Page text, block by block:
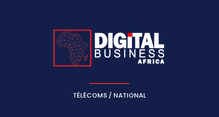
TÉLÉCOMS / NATIONAL